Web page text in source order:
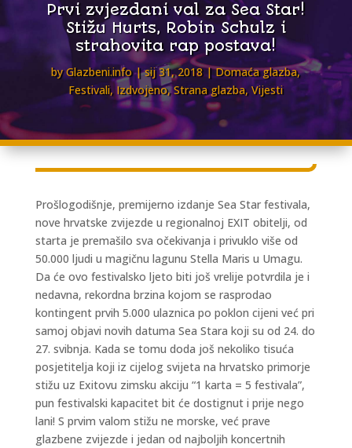
Prvi zvjezdani val za Sea Star!
Stižu Hurts, Robin Schulz i
strahovita rap postava!
byGlazbeni.info sij 31, 2018 Domaća glazba,
Festivali, Izdvojeno,Strana glazba,Vijesti
Prošlogodišnje, premijerno izdanje Sea Star festivala,
nove hrvatske zvijezde u regionalnoj EXIT obitelji, od
starta je premašilo sva očekivanja i privuklo više od
50.000 ljudi u magičnu lagunu Stella Maris u Umagu.
Da će ovo festivalsko ljeto biti još vrelije potvrdila je i
nedavna, rekordna brzina kojom se rasprodao
kontingent prvih 5.000 ulaznica po poklon cijeni već pri
samoj objavi novih datuma Sea Stara koji su od 24. do
27. svibnja. Kada se tomu doda još nekoliko tisuća
posjetitelja koji iz cijelog svijeta na hrvatsko primorje
stižu uz Exitovu zimsku akciju “1 karta = 5 festivala”,
pun festivalski kapacitet bit će dostignut i prije nego
lani! S prvim valom stižu ne morske, već prave
glazbene zvijezde i jedan od najboljih koncertnih